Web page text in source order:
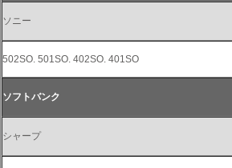
ソニー
502SO. 501SO. 402SO. 401SO
ソフトバンク
シャープ